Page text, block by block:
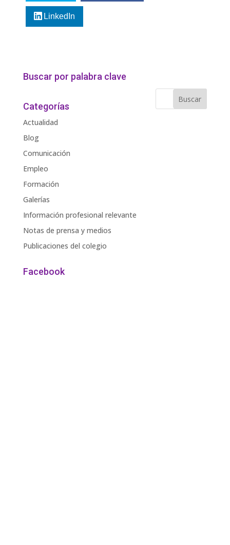
LinkedIn
Buscar por palabra clave
Categorías
Actualidad
Blog
Comunicación
Empleo
Formación
Galerías
Información profesional relevante
Notas de prensa y medios
Publicaciones del colegio
Facebook